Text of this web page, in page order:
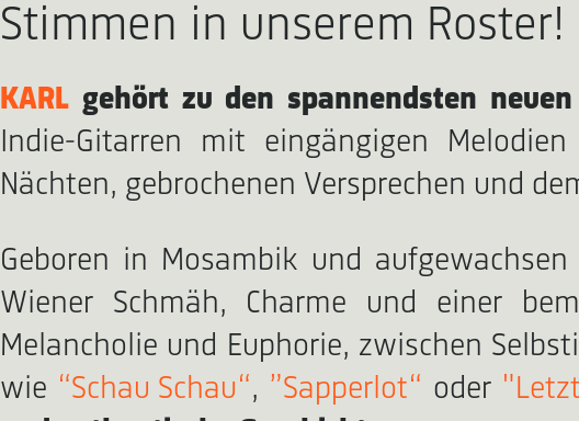
Stimmen in unserem Roster!
KARL gehört zu den spannendsten
Indie-Gitarren mit eingängigen
Nächten, gebrochenen Versprechen und
Geboren in Mosambik und
Wiener Schmäh, Charme und einer
Melancholie und Euphorie, zwischen
wie “Schau Schau“, ”Sapperlot“ oder